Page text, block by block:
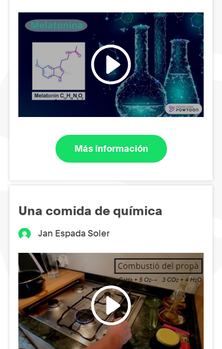
Más información
Una comida de química
Jan Espada Soler